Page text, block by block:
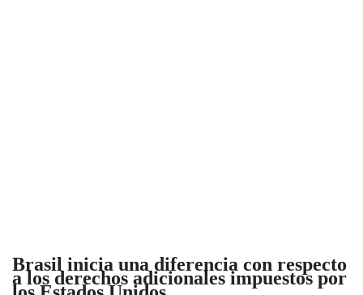
Brasil inicia una diferencia con respecto
a los derechos adicionales impuestos por